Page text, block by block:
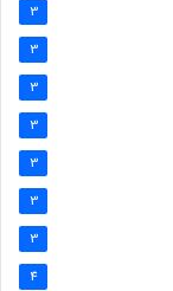
3
3
3
3
3
3
3
4